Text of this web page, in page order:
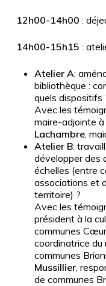
12h00-14h00 :
14h00-15h15 :
Atelier A:
bibliothèque :
quels dispositifs
Avec les
maire-adjointe
Lachambre,
Atelier B:
développer des
échelles (entre
associations et
territoire) ?
Avec les
président à la
communes Cœur
coordinatrice du
communes
Mussillier,
de communes